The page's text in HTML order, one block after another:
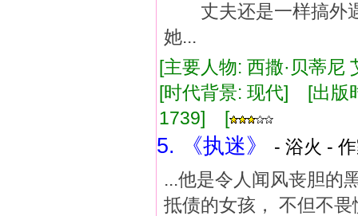
丈夫还是一样搞
她...
[主要人物: 西撒·贝蒂
[时代背景: 现代] [出
1739] [
5. 《执迷》
- 浴火 -
...他是令人闻风丧胆的
抵债的女孩， 不但不